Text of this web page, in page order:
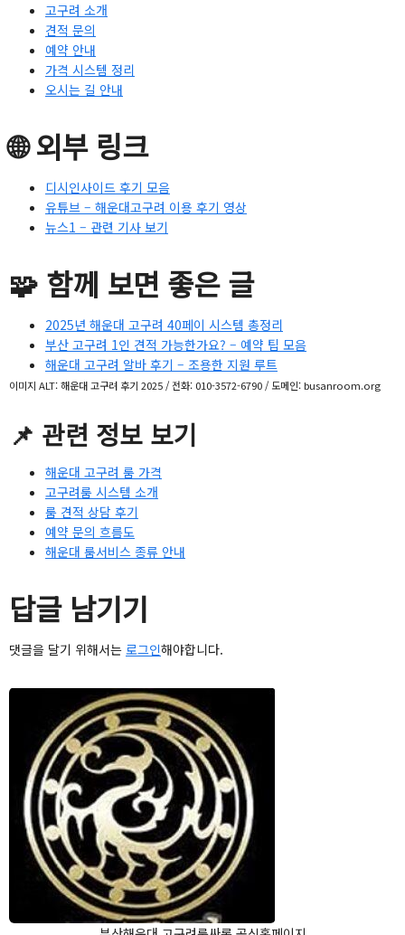
고구려 소개
견적 문의
예약 안내
가격 시스템 정리
오시는 길 안내
🌐 외부 링크
디시인사이드 후기 모음
유튜브 – 해운대고구려 이용 후기 영상
뉴스1 – 관련 기사 보기
🧩 함께 보면 좋은 글
2025년 해운대 고구려 40페이 시스템 총정리
부산 고구려 1인 견적 가능한가요? – 예약 팁 모음
해운대 고구려 알바 후기 – 조용한 지원 루트
이미지 ALT: 해운대 고구려 후기 2025 / 전화: 010-3572-6790 / 도메인: busanroom.org
📌 관련 정보 보기
해운대 고구려 룸 가격
고구려룸 시스템 소개
룸 견적 상담 후기
예약 문의 흐름도
해운대 룸서비스 종류 안내
답글 남기기
댓글을 달기 위해서는 로그인해야합니다.